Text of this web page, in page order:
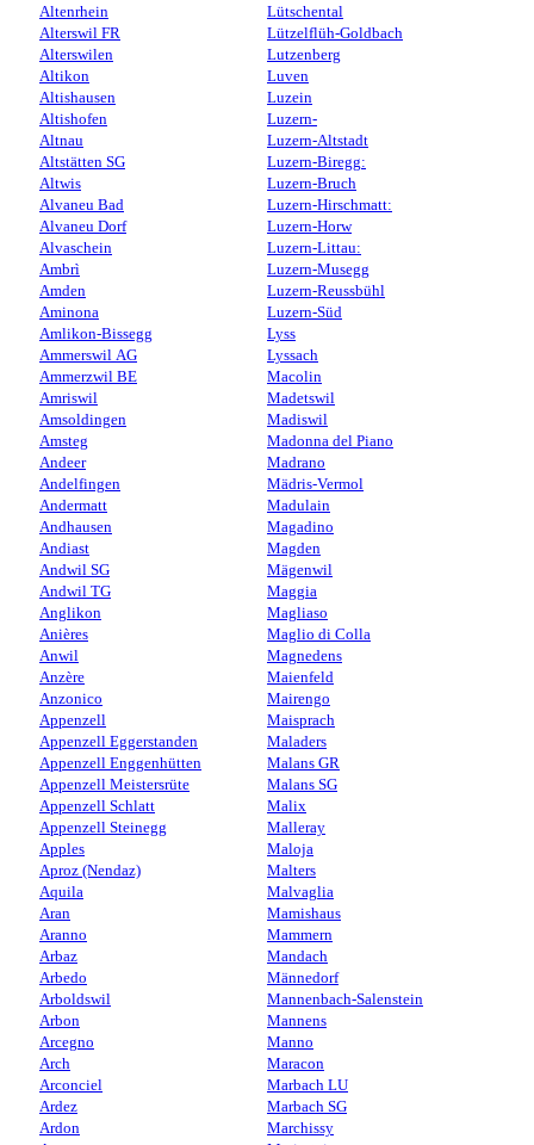
Altenrhein
Alterswil FR
Alterswilen
Altikon
Altishausen
Altishofen
Altnau
Altstätten SG
Altwis
Alvaneu Bad
Alvaneu Dorf
Alvaschein
Ambrì
Amden
Aminona
Amlikon-Bissegg
Ammerswil AG
Ammerzwil BE
Amriswil
Amsoldingen
Amsteg
Andeer
Andelfingen
Andermatt
Andhausen
Andiast
Andwil SG
Andwil TG
Anglikon
Anières
Anwil
Anzère
Anzonico
Appenzell
Appenzell Eggerstanden
Appenzell Enggenhütten
Appenzell Meistersrüte
Appenzell Schlatt
Appenzell Steinegg
Apples
Aproz (Nendaz)
Aquila
Aran
Aranno
Arbaz
Arbedo
Arboldswil
Arbon
Arcegno
Arch
Arconciel
Ardez
Ardon
Lütschental
Lützelflüh-Goldbach
Lutzenberg
Luven
Luzein
Luzern-
Luzern-Altstadt
Luzern-Biregg:
Luzern-Bruch
Luzern-Hirschmatt:
Luzern-Horw
Luzern-Littau:
Luzern-Musegg
Luzern-Reussbühl
Luzern-Süd
Lyss
Lyssach
Macolin
Madetswil
Madiswil
Madonna del Piano
Madrano
Mädris-Vermol
Madulain
Magadino
Magden
Mägenwil
Maggia
Magliaso
Maglio di Colla
Magnedens
Maienfeld
Mairengo
Maisprach
Maladers
Malans GR
Malans SG
Malix
Malleray
Maloja
Malters
Malvaglia
Mamishaus
Mammern
Mandach
Männedorf
Mannenbach-Salenstein
Mannens
Manno
Maracon
Marbach LU
Marbach SG
Marchissy